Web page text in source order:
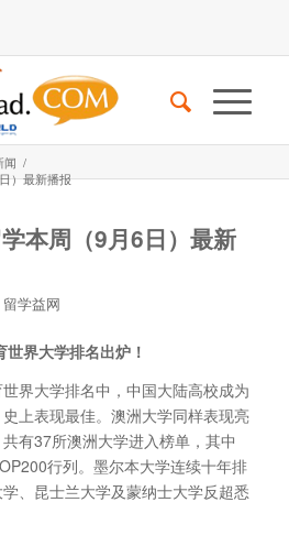
闻 /
）最新播报
本周（9月6日）最新
留学益网
界大学排名出炉！
界大学排名中，中国大陆高校成为
上表现最佳。澳洲大学同样表现亮
有37所澳洲大学进入榜单，其中
行列。墨尔本大学连续十年排
、昆士兰大学及蒙纳士大学反超悉